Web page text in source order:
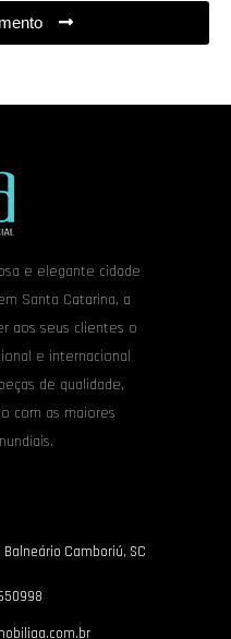
e elegante cidade
Santa Catarina, a
aos seus clientes o
e internacional
de qualidade,
com as maiores
Balneário Camboriú, SC